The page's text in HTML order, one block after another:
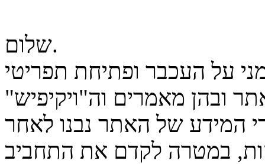
שלום.
על העכבר ופתיחת תפריטי
ובהן מאמרים וה"ויקיפיש"
המידע של האתר נבנו לאחר
במטרה לקדם את התחביב